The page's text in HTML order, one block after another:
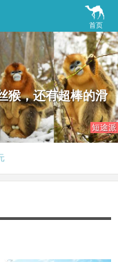

首页
猴，还有超棒的滑
短途派